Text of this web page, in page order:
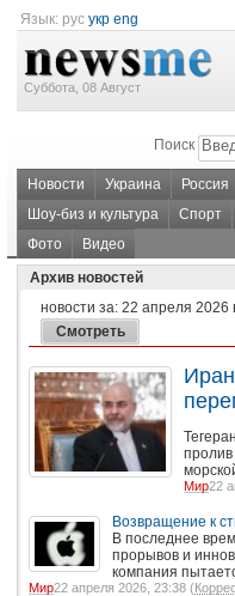
Язык: рус укр eng
Суббота, 08 Август
Поиск
Новости Украина Россия
Шоу-биз и культура
Спорт
Фото
Видео
Архив новостей
новости за: 22 апреля 2026
пролив
Мир22
Возвращение к
В последнее
прорывов и
компания
Мир22 апреля 2026, 23:38 (